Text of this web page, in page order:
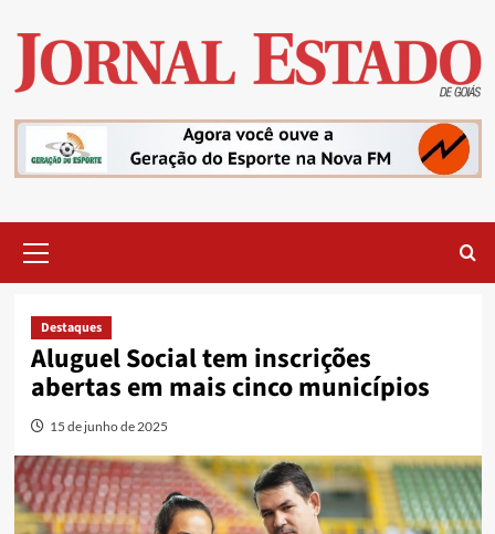
content
Menu
Destaques
Aluguel Social tem inscrições
abertas em mais cinco municípios
15 de junho de 2025